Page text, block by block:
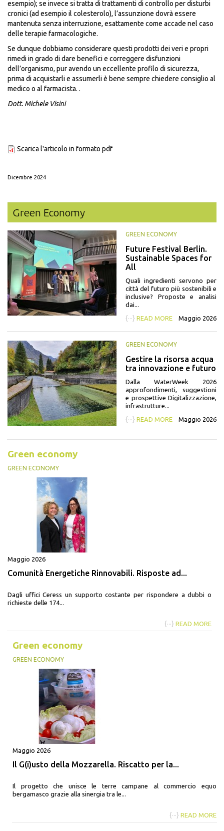
esempio); se invece si tratta di trattamenti di controllo per disturbi
cronici (ad esempio il colesterolo), l’assunzione dovrà essere
mantenuta senza interruzione, esattamente come accade nel caso
delle terapie farmacologiche.
Se dunque dobbiamo considerare questi prodotti dei veri e propri
rimedi in grado di dare benefici e correggere disfunzioni
dell’organismo, pur avendo un eccellente profilo di sicurezza,
prima di acquistarli e assumerli è bene sempre chiedere consiglio al
medico o al farmacista. .
Dott. Michele Visini
Scarica l'articolo in formato pdf
Dicembre 2024
Green Economy
GREEN ECONOMY
Future Festival Berlin.
Sustainable Spaces for
All
Quali ingredienti servono per
città del futuro più sostenibili e
inclusive? Proposte e analisi
dai...
{···} READ MORE Maggio 2026
GREEN ECONOMY
Gestire la risorsa acqua
tra innovazione e futuro
Dalla WaterWeek 2026
approfondimenti, suggestioni
e prospettive Digitalizzazione,
infrastrutture...
{···} READ MORE Maggio 2026
Green economy
GREEN ECONOMY
Maggio 2026
Comunità Energetiche Rinnovabili. Risposte ad...
Dagli uffici Ceress un supporto costante per rispondere a dubbi o
richieste delle 174...
{···} READ MORE
Green economy
GREEN ECONOMY
Maggio 2026
Il G(i)usto della Mozzarella. Riscatto per la...
Il progetto che unisce le terre campane al commercio equo
bergamasco grazie alla sinergia tra le...
{···} READ MORE